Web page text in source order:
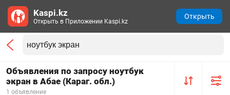
Объявления по запросу ноутбук
экран в Абае (Караг. обл.)
1 объявление
Kaspi.kz
Открыть в Приложении Kaspi.kz
Открыть